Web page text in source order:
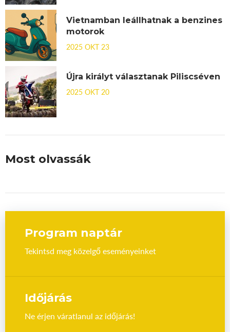
Vietnamban leállhatnak a benzines
motorok
2025 OKT 23
Újra királyt választanak Piliscséven
2025 OKT 20
Most olvassák
Program naptár
Tekintsd meg közelgő eseményeinket
Időjárás
Ne érjen váratlanul az időjárás!